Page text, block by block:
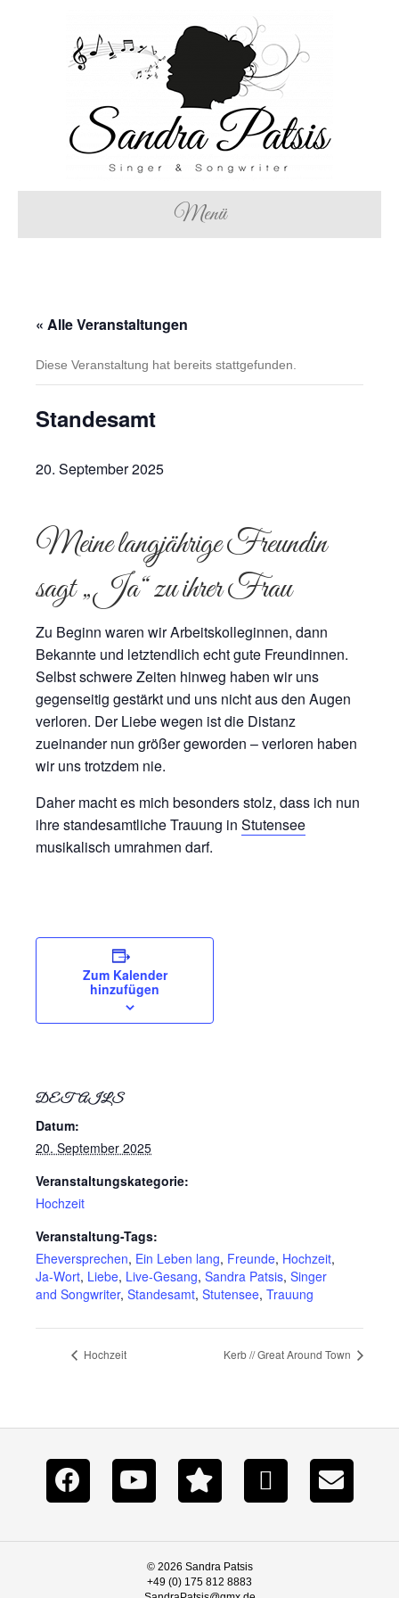
Menü
« Alle Veranstaltungen
Diese Veranstaltung hat bereits stattgefunden.
Standesamt
20. September 2025
Meine langjährige Freundin
sagt „Ja“ zu ihrer Frau
Zu Beginn waren wir Arbeitskolleginnen, dann
Bekannte und letztendlich echt gute Freundinnen.
Selbst schwere Zeiten hinweg haben wir uns
gegenseitig gestärkt und uns nicht aus den Augen
verloren. Der Liebe wegen ist die Distanz
zueinander nun größer geworden – verloren haben
wir uns trotzdem nie.
Daher macht es mich besonders stolz, dass ich nun
ihre standesamtliche Trauung in Stutensee
musikalisch umrahmen darf.
Zum Kalender
hinzufügen
DETAILS
Datum:
20. September 2025
Veranstaltungskategorie:
Hochzeit
Veranstaltung-Tags:
Eheversprechen, Ein Leben lang, Freunde, Hochzeit,
Ja-Wort, Liebe, Live-Gesang, Sandra Patsis, Singer
and Songwriter, Standesamt, Stutensee, Trauung
Hochzeit Kerb // Great Around Town
© 2026 Sandra Patsis
+49 (0) 175 812 8883